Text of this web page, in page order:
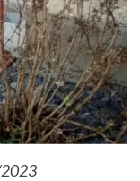
2023